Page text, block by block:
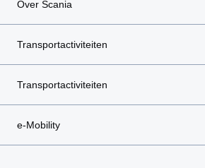
Over Scania
Transportactiviteiten
Transportactiviteiten
e-Mobility